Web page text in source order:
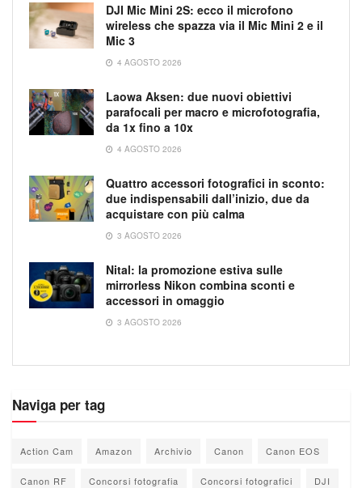
DJI Mic Mini 2S: ecco il microfono
wireless che spazza via il Mic Mini 2 e il
Mic 3
4 AGOSTO 2026
Laowa Aksen: due nuovi obiettivi
parafocali per macro e microfotografia,
da 1x fino a 10x
4 AGOSTO 2026
Quattro accessori fotografici in sconto:
due indispensabili dall’inizio, due da
acquistare con più calma
3 AGOSTO 2026
Nital: la promozione estiva sulle
mirrorless Nikon combina sconti e
accessori in omaggio
3 AGOSTO 2026
Naviga per tag
Action Cam Amazon Archivio Canon Canon EOS
Canon RF Concorsi fotografia Concorsi fotografici DJI